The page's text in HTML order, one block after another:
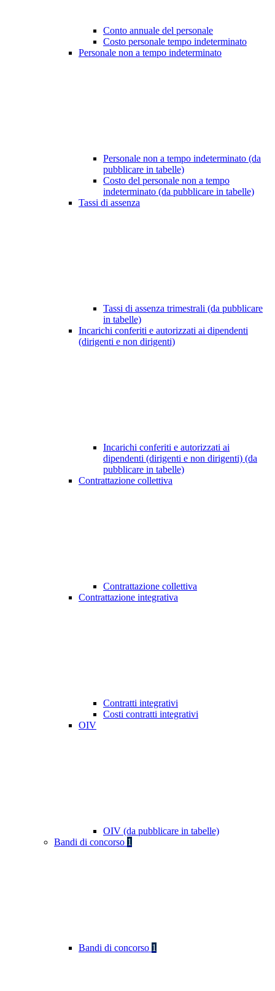
Conto annuale del personale
Costo personale tempo indeterminato
Personale non a tempo indeterminato
Personale non a tempo indeterminato (da
pubblicare in tabelle)
Costo del personale non a tempo
indeterminato (da pubblicare in tabelle)
Tassi di assenza
Tassi di assenza trimestrali (da pubblicare
in tabelle)
Incarichi conferiti e autorizzati ai dipendenti
(dirigenti e non dirigenti)
Incarichi conferiti e autorizzati ai
dipendenti (dirigenti e non dirigenti) (da
pubblicare in tabelle)
Contrattazione collettiva
Contrattazione collettiva
Contrattazione integrativa
Contratti integrativi
Costi contratti integrativi
OIV
OIV (da pubblicare in tabelle)
Bandi di concorso 1
Bandi di concorso 1